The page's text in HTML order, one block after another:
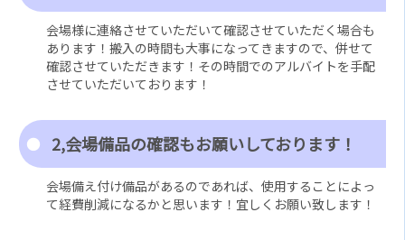
会場様に連絡させていただいて確認させていただく場合も
あります！搬入の時間も大事になってきますので、併せて
確認させていただきます！その時間でのアルバイトを手配
させていただいております！
2,会場備品の確認もお願いしております！
会場備え付け備品があるのであれば、使用することによっ
て経費削減になるかと思います！宜しくお願い致します！